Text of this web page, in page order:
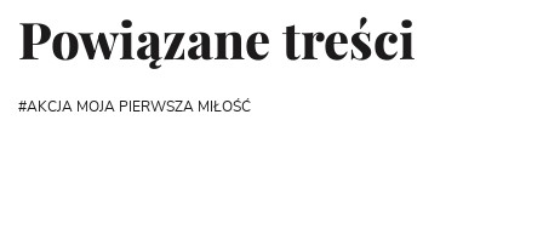
Powiązane treści
AKCJA MOJA PIERWSZA MIŁOŚĆ